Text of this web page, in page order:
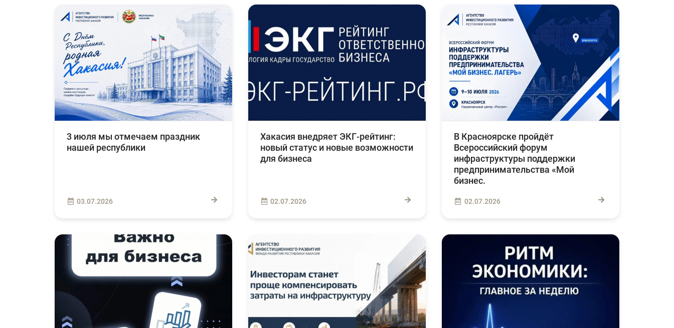
3 июля мы отмечаем праздник
нашей республики
03.07.2026
Хакасия внедряет ЭКГ-рейтинг:
новый статус и новые возможности
для бизнеса
02.07.2026
В Красноярске пройдёт
Всероссийский форум
инфраструктуры поддержки
предпринимательства «Мой
бизнес.
02.07.2026